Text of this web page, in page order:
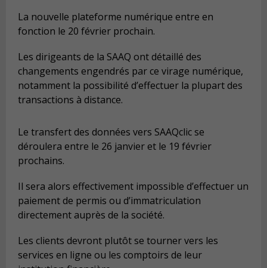
La nouvelle plateforme numérique entre en
fonction le 20 février prochain.
Les dirigeants de la SAAQ ont détaillé des
changements engendrés par ce virage numérique,
notamment la possibilité d’effectuer la plupart des
transactions à distance.
Le transfert des données vers SAAQclic se
déroulera entre le 26 janvier et le 19 février
prochains.
Il sera alors effectivement impossible d’effectuer un
paiement de permis ou d’immatriculation
directement auprès de la société.
Les clients devront plutôt se tourner vers les
services en ligne ou les comptoirs de leur